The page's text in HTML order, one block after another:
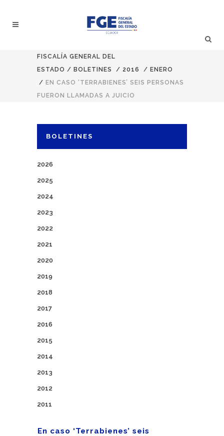
FISCALÍA GENERAL DEL
ESTADO / BOLETINES / 2016 / ENERO
/ EN CASO ‘TERRABIENES’ SEIS PERSONAS
FUERON LLAMADAS A JUICIO
BOLETINES
2026
2025
2024
2023
2022
2021
2020
2019
2018
2017
2016
2015
2014
2013
2012
2011
En caso ‘Terrabienes’ seis